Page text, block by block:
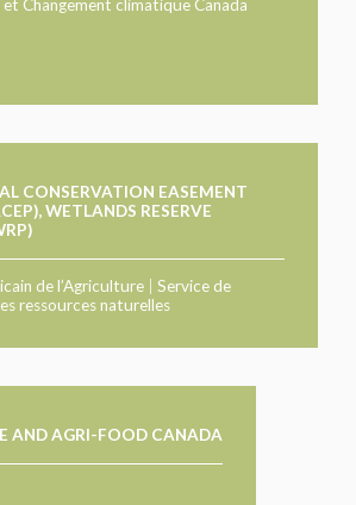
RESOURCES
CONTACT
Changement climatique Canada
CONSERVATION EASEMENT
WETLANDS RESERVE
de l’Agriculture | Service de
ressources naturelles
AND AGRI-FOOD CANADA